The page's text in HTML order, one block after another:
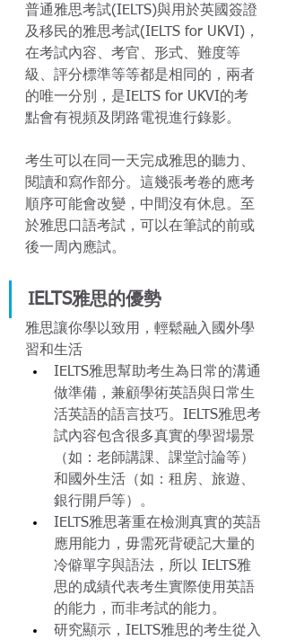
普通雅思考試(IELTS)與用於英國簽證
及移民的雅思考試(IELTS for UKVI)，
在考試內容、考官、形式、難度等
級、評分標準等等都是相同的，兩者
的唯一分別，是IELTS for UKVI的考
點會有視頻及閉路電視進行錄影。
考生可以在同一天完成雅思的聽力、
閱讀和寫作部分。這幾張考卷的應考
順序可能會改變，中間沒有休息。至
於雅思口語考試，可以在筆試的前或
後一周內應試。
IELTS雅思的優勢
雅思讓你學以致用，輕鬆融入國外學
習和生活
IELTS雅思幫助考生為日常的溝通
做準備，兼顧學術英語與日常生
活英語的語言技巧。IELTS雅思考
試內容包含很多真實的學習場景
（如：老師講課、課堂討論等）
和國外生活（如：租房、旅遊、
銀行開戶等）。
IELTS雅思著重在檢測真實的英語
應用能力，毋需死背硬記大量的
冷僻單字與語法，所以 IELTS雅
思的成績代表考生實際使用英語
的能力，而非考試的能力。
研究顯示，IELTS雅思的考生從入